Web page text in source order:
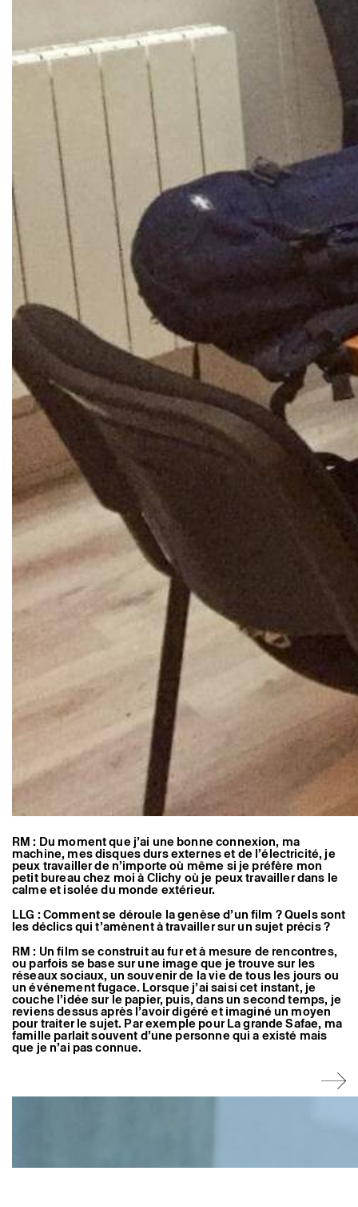
RM : Du moment que j’ai une bonne connexion, ma
machine, mes disques durs externes et de l’électricité, je
peux travailler de n’importe où même si je préfère mon
petit bureau chez moi à Clichy où je peux travailler dans le
calme et isolée du monde extérieur.
LLG : Comment se déroule la genèse d’un film ? Quels sont
les déclics qui t’amènent à travailler sur un sujet précis ?
RM : Un film se construit au fur et à mesure de rencontres,
ou parfois se base sur une image que je trouve sur les
réseaux sociaux, un souvenir de la vie de tous les jours ou
un événement fugace. Lorsque j’ai saisi cet instant, je
couche l’idée sur le papier, puis, dans un second temps, je
reviens dessus après l’avoir digéré et imaginé un moyen
pour traiter le sujet. Par exemple pour La grande Safae, ma
famille parlait souvent d’une personne qui a existé mais
que je n’ai pas connue.